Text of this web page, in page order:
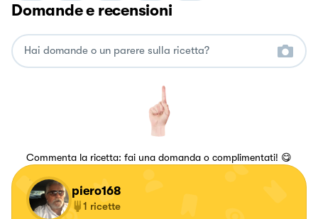
Domande e recensioni
Commenta la ricetta: fai una domanda o complimentati! 😋
piero168
1 ricette